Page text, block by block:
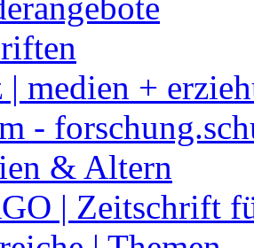
| medien +
-
& Altern
| Zeitschrift